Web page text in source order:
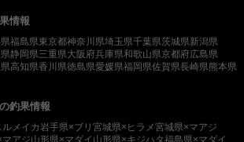
情報
福島県東京都神奈川県埼玉県千葉県茨城県新潟県
静岡県三重県大阪府兵庫県和歌山県京都府広島県
高知県香川県徳島県愛媛県福岡県佐賀県長崎県熊本県
釣果情報
メイカ 岩手県×ブリ 宮城県×ヒラメ宮城県×マアジ
マアジ山形県×マダイ 山形県×キジハタ福島県×マダイ